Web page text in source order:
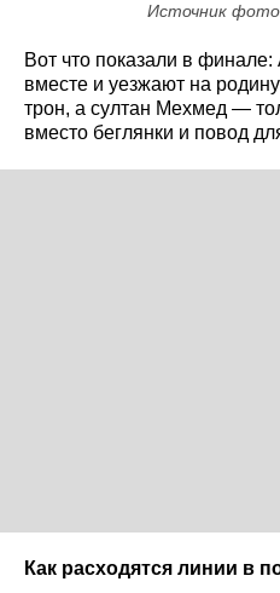
Источник
Вот что показали в
вместе и уезжают на
трон, а султан Мехмед —
вместо беглянки и повод
Как расходятся линии в